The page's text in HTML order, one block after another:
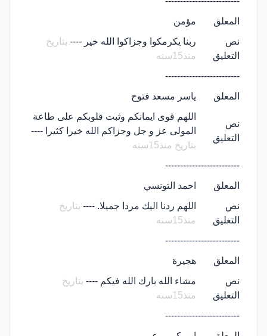
المعلق
مؤمن
نص
التعليق
ربنا يكرمكوا وجزاكوا الله خير ---- بتاريخ
منذ15سنه
-------------------------
المعلق
ياسر مسعد فتوح
نص
التعليق
اللهم قوى ايمانكم وثبت قلوبكم على طاعة
المولى عز و جل وجزاكم الله خيرا كثيرا ----
بتاريخ منذ15سنه
-------------------------
المعلق
احمد التونسي
نص
التعليق
اللهم ردنا اليك مردا جميلا. ---- بتاريخ
منذ15سنه
-------------------------
المعلق
هجيرة
نص
التعليق
مشاء الله بارك الله فيكم ---- بتاريخ
منذ15سنه
-------------------------